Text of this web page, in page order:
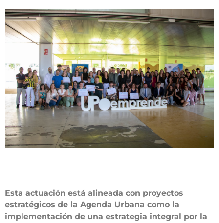
Esta actuación está alineada con proyectos
estratégicos de la Agenda Urbana como la
implementación de una estrategia integral por la